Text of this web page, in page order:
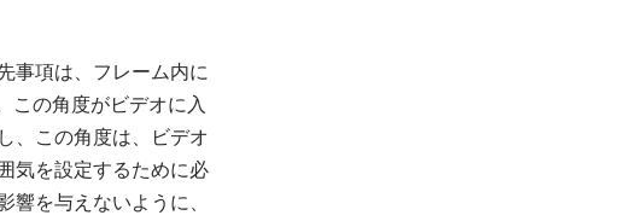
事項は、フレーム内に
この角度がビデオに入
、この角度は、ビデオ
気を設定するために必
を与えないように、